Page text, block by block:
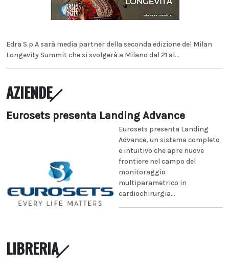
Edra S.p.A sarà media partner della seconda edizione del Milan
Longevity Summit che si svolgerà a Milano dal 21 al...
AZIENDE
Eurosets presenta Landing Advance
Eurosets presenta Landing
Advance, un sistema completo
e intuitivo che apre nuove
frontiere nel campo del
monitoraggio
multiparametrico in
cardiochirurgia...
LIBRERIA